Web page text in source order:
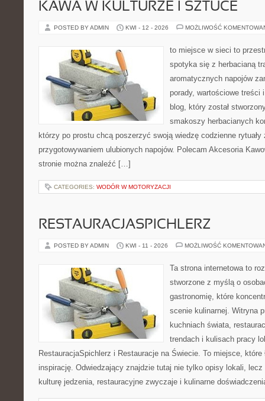
KAWA W KULTURZE I SZTUCE
POSTED BY ADMIN KWI - 12 - 2026 MOŻLIWOŚĆ
to miejsce w sieci to
spotyka się z herbacianą
aromatycznych napojów
porady, wartościowe treści
blog, który został
smakoszy herbacianych
którzy po prostu chcą poszerzyć swoją wiedzę codzienne rytuały
przygotowywaniem ulubionych napojów. Polecam Akcesoria
stronie można znaleźć […]
CATEGORIES: WODÓR W MOTORYZACJI
RESTAURACJASPICHLERZ
POSTED BY ADMIN KWI - 11 - 2026 MOŻLIWOŚĆ
Ta strona internetowa to
stworzone z myślą o
gastronomię, które
scenie kulinarnej. Witryna
kuchniach świata,
trendach i kulisach pracy
RestauracjaSpichlerz i Restauracje na Świecie. To miejsce, które
inspirację. Odwiedzający znajdzie tutaj nie tylko opisy lokali,
kulturę jedzenia, restauracyjne zwyczaje i kulinarne